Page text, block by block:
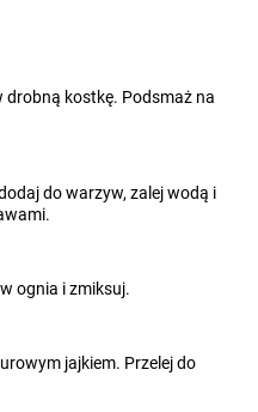
drobną kostkę. Podsmaż na
do warzyw, zalej wodą i
ognia i zmiksuj.
jajkiem. Przelej do